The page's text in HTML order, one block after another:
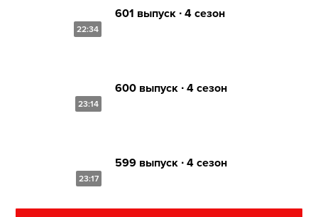
22:34
601 выпуск ∙ 4 сезон
23:14
600 выпуск ∙ 4 сезон
23:17
599 выпуск ∙ 4 сезон